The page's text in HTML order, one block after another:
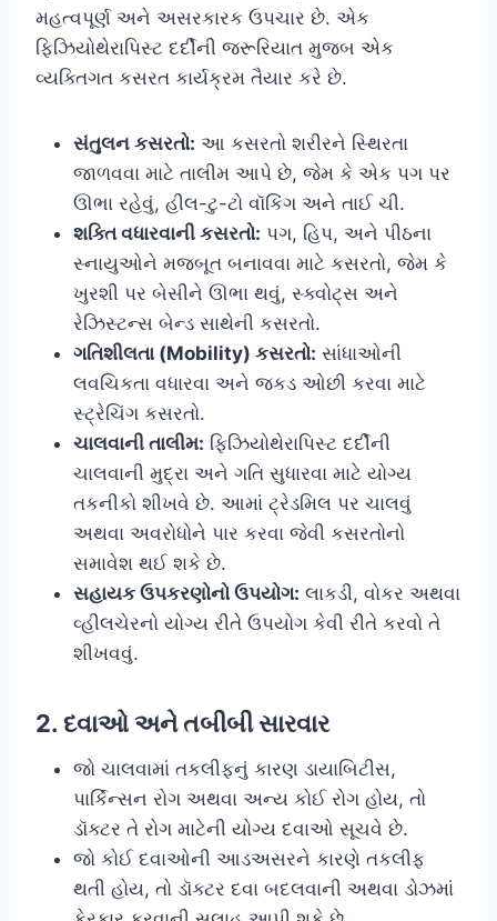
મહત્વપૂર્ણ અને અસરકારક ઉપચાર છે. એક
ફિઝિયોથેરાપિસ્ટ દર્દીની જરૂરિયાત મુજબ એક
વ્યક્તિગત કસરત કાર્યક્રમ તૈયાર કરે છે.
સંતુલન કસરતો: આ કસરતો શરીરને સ્થિરતા
જાળવવા માટે તાલીમ આપે છે, જેમ કે એક પગ પર
ઊભા રહેવું, હીલ-ટુ-ટો વૉકિંગ અને તાઈ ચી.
શક્તિ વધારવાની કસરતો: પગ, હિપ, અને પીઠના
સ્નાયુઓને મજબૂત બનાવવા માટે કસરતો, જેમ કે
ખુરશી પર બેસીને ઊભા થવું, સ્ક્વોટ્સ અને
રેઝિસ્ટન્સ બેન્ડ સાથેની કસરતો.
ગતિશીલતા (Mobility) કસરતો: સાંધાઓની
લવચિકતા વધારવા અને જકડ ઓછી કરવા માટે
સ્ટ્રેચિંગ કસરતો.
ચાલવાની તાલીમ: ફિઝિયોથેરાપિસ્ટ દર્દીની
ચાલવાની મુદ્રા અને ગતિ સુધારવા માટે યોગ્ય
તકનીકો શીખવે છે. આમાં ટ્રેડમિલ પર ચાલવું
અથવા અવરોધોને પાર કરવા જેવી કસરતોનો
સમાવેશ થઈ શકે છે.
સહાયક ઉપકરણોનો ઉપયોગ: લાકડી, વોકર અથવા
વ્હીલચેરનો યોગ્ય રીતે ઉપયોગ કેવી રીતે કરવો તે
શીખવવું.
2. દવાઓ અને તબીબી સારવાર
જો ચાલવામાં તકલીફનું કારણ ડાયાબિટીસ,
પાર્કિન્સન રોગ અથવા અન્ય કોઈ રોગ હોય, તો
ડૉક્ટર તે રોગ માટેની યોગ્ય દવાઓ સૂચવે છે.
જો કોઈ દવાઓની આડઅસરને કારણે તકલીફ
થતી હોય, તો ડૉક્ટર દવા બદલવાની અથવા ડોઝમાં